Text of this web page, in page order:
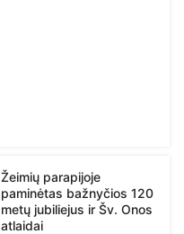
Žeimių parapijoje
paminėtas bažnyčios 120
metų jubiliejus ir Šv. Onos
atlaidai